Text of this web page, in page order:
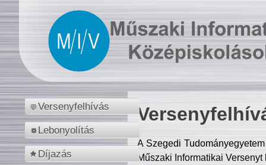
Versenyfelhívás
Lebonyolítás
Díjazás
A Szegedi
Műszaki Informatikai